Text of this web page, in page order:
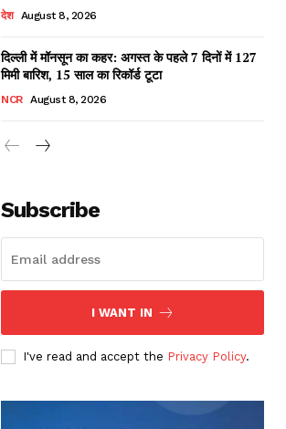
देश August 8, 2026
दिल्ली में मॉनसून का कहर: अगस्त के पहले 7 दिनों में 127
मिमी बारिश, 15 साल का रिकॉर्ड टूटा
NCR August 8, 2026
Subscribe
I WANT IN
I've read and accept the Privacy Policy.